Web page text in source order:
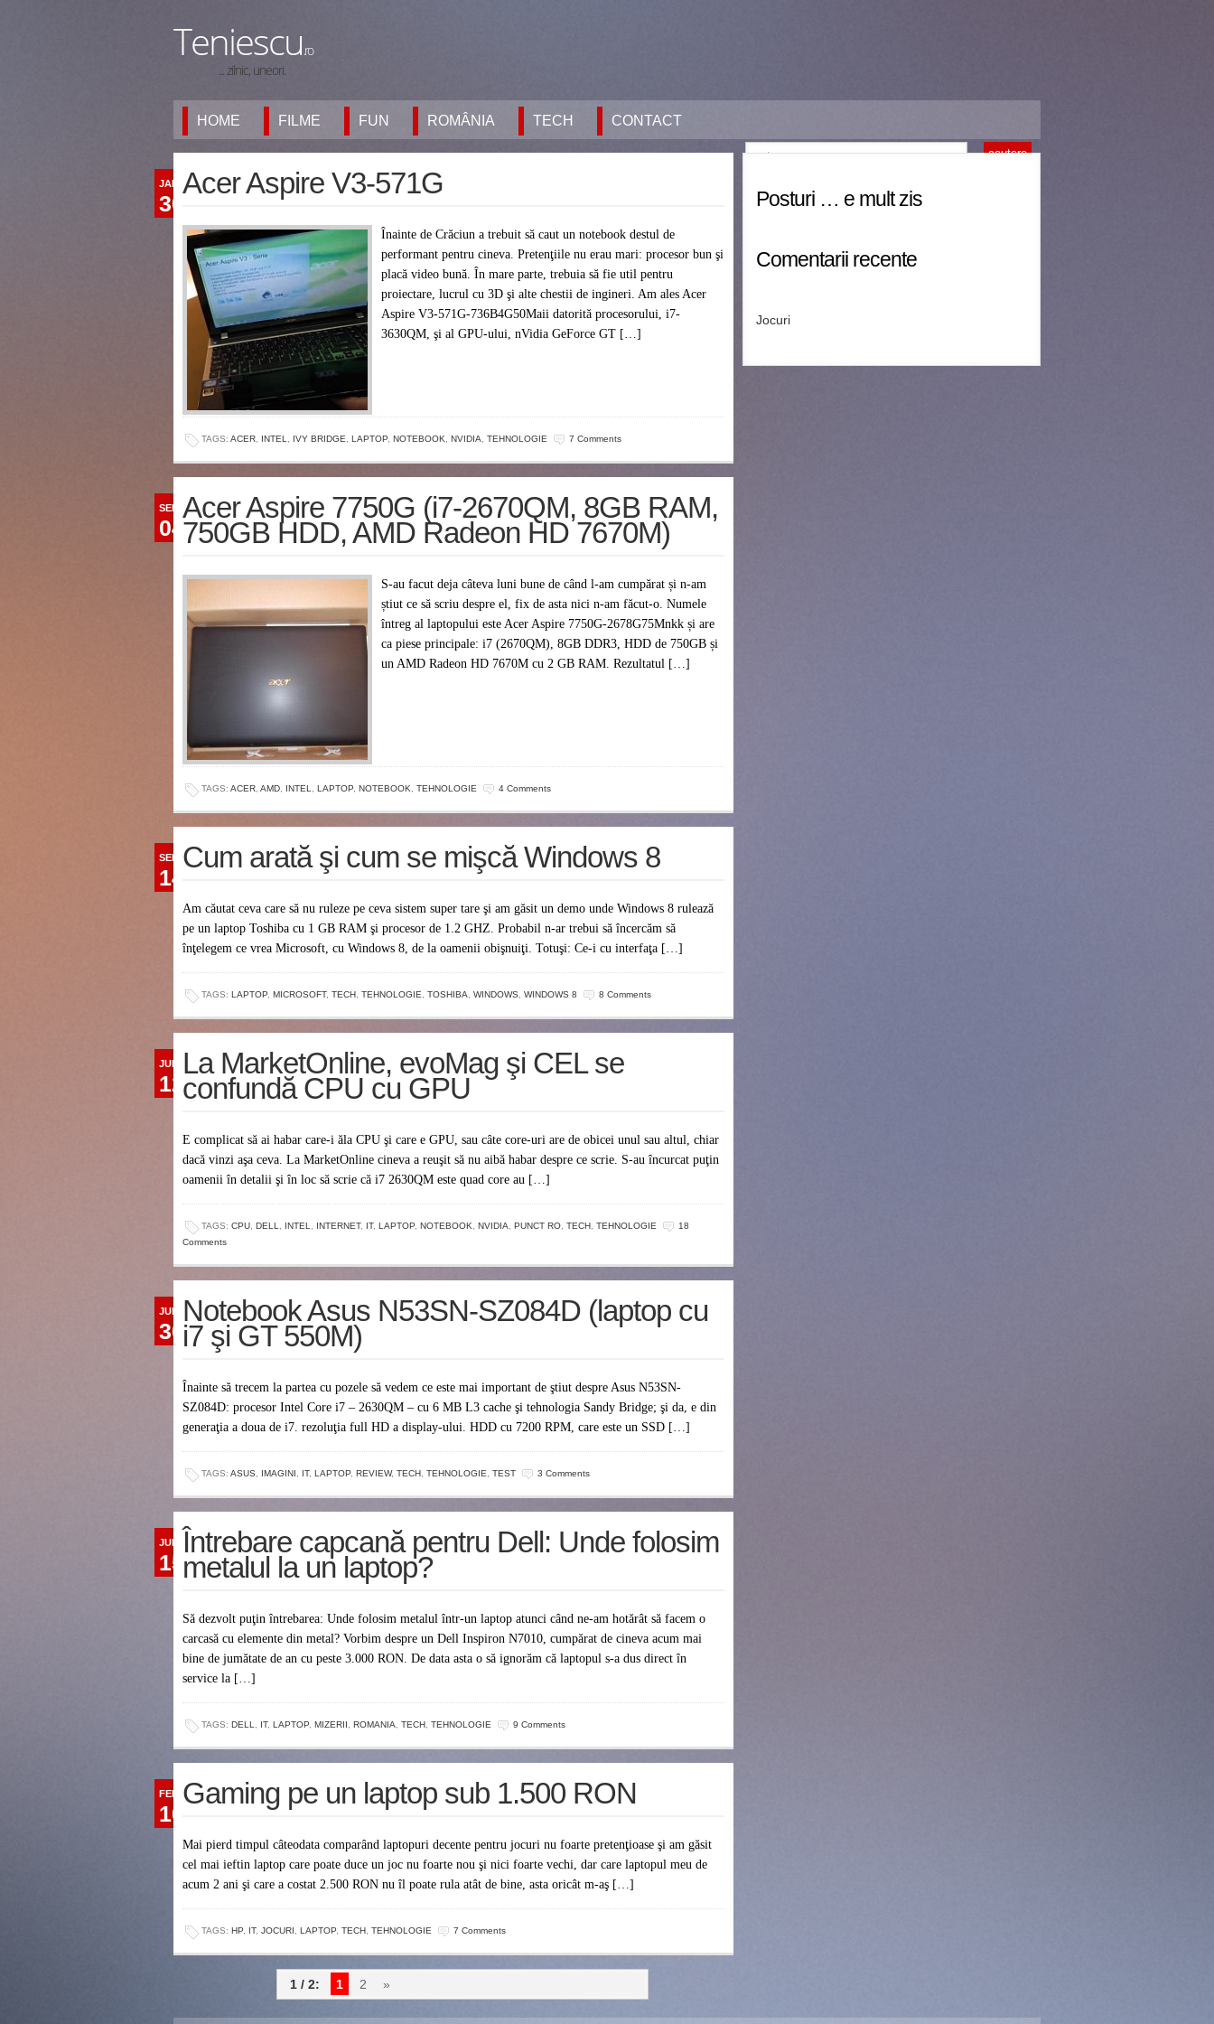
Teniescu.ro
... zilnic, uneori.
HOME FILME FUN ROMÂNIA TECH CONTACT
JAN
30
Acer Aspire V3-571G
Înainte de Crăciun a trebuit să caut un notebook destul de
performant pentru cineva. Pretenţiile nu erau mari: procesor bun şi
placă video bună. În mare parte, trebuia să fie util pentru
proiectare, lucrul cu 3D şi alte chestii de ingineri. Am ales Acer
Aspire V3-571G-736B4G50Maii datorită procesorului, i7-
3630QM, şi al GPU-ului, nVidia GeForce GT […]
TAGS: ACER INTEL IVY BRIDGE LAPTOP NOTEBOOK NVIDIA TEHNOLOGIE 7 Comments
SEP
04
Acer Aspire 7750G (i7-2670QM, 8GB RAM,
750GB HDD, AMD Radeon HD 7670M)
S-au facut deja câteva luni bune de când l-am cumpărat și n-am
știut ce să scriu despre el, fix de asta nici n-am făcut-o. Numele
întreg al laptopului este Acer Aspire 7750G-2678G75Mnkk și are
ca piese principale: i7 (2670QM), 8GB DDR3, HDD de 750GB și
un AMD Radeon HD 7670M cu 2 GB RAM. Rezultatul […]
TAGS: ACER AMD INTEL LAPTOP NOTEBOOK TEHNOLOGIE 4 Comments
SEP
14
Cum arată şi cum se mişcă Windows 8
Am căutat ceva care să nu ruleze pe ceva sistem super tare şi am găsit un demo unde Windows 8 rulează
pe un laptop Toshiba cu 1 GB RAM şi procesor de 1.2 GHZ. Probabil n-ar trebui să încercăm să
înţelegem ce vrea Microsoft, cu Windows 8, de la oamenii obişnuiţi. Totuşi: Ce-i cu interfaţa […]
TAGS: LAPTOP MICROSOFT, TECH TEHNOLOGIE TOSHIBA WINDOWS WINDOWS 8 8 Comments
JUL
12
La MarketOnline, evoMag şi CEL se
confundă CPU cu GPU
E complicat să ai habar care-i ăla CPU şi care e GPU, sau câte core-uri are de obicei unul sau altul, chiar
dacă vinzi aşa ceva. La MarketOnline cineva a reuşit să nu aibă habar despre ce scrie. S-au încurcat puţin
oamenii în detalii şi în loc să scrie că i7 2630QM este quad core au […]
TAGS: CPU DELL INTEL INTERNET, IT, LAPTOP NOTEBOOK NVIDIA PUNCT RO TECH TEHNOLOGIE
18
Comments
JUN
30
Notebook Asus N53SN-SZ084D (laptop cu
i7 şi GT 550M)
Înainte să trecem la partea cu pozele să vedem ce este mai important de ştiut despre Asus N53SN-
SZ084D: procesor Intel Core i7 – 2630QM – cu 6 MB L3 cache şi tehnologia Sandy Bridge; şi da, e din
generaţia a doua de i7. rezoluţia full HD a display-ului. HDD cu 7200 RPM, care este un SSD […]
TAGS: ASUS IMAGINI IT, LAPTOP REVIEW, TECH TEHNOLOGIE TEST 3 Comments
JUN
15
Întrebare capcană pentru Dell: Unde folosim
metalul la un laptop?
Să dezvolt puţin întrebarea: Unde folosim metalul într-un laptop atunci când ne-am hotărât să facem o
carcasă cu elemente din metal? Vorbim despre un Dell Inspiron N7010, cumpărat de cineva acum mai
bine de jumătate de an cu peste 3.000 RON. De data asta o să ignorăm că laptopul s-a dus direct în
service la […]
TAGS: DELL IT, LAPTOP MIZERII ROMANIA TECH TEHNOLOGIE 9 Comments
FEB
10
Gaming pe un laptop sub 1.500 RON
Mai pierd timpul câteodata comparând laptopuri decente pentru jocuri nu foarte pretenţioase şi am găsit
cel mai ieftin laptop care poate duce un joc nu foarte nou şi nici foarte vechi, dar care laptopul meu de
acum 2 ani şi care a costat 2.500 RON nu îl poate rula atât de bine, asta oricât m-aş […]
TAGS: HP IT, JOCURI LAPTOP TECH TEHNOLOGIE 7 Comments
1 / 2: 1 2 »
Posturi … e mult zis
Comentarii recente
Jocuri